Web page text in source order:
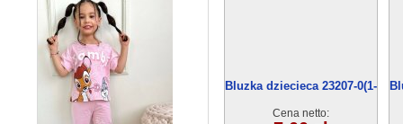
Bluzka dziecieca 23207-0(1-
Cena netto: